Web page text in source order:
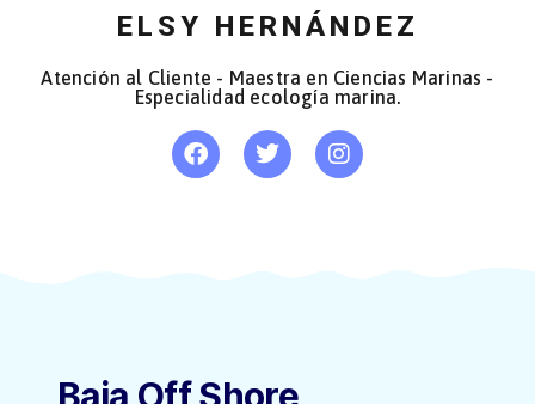
ELSY HERNÁNDEZ
Atención al Cliente - Maestra en Ciencias Marinas -
Especialidad ecología marina.